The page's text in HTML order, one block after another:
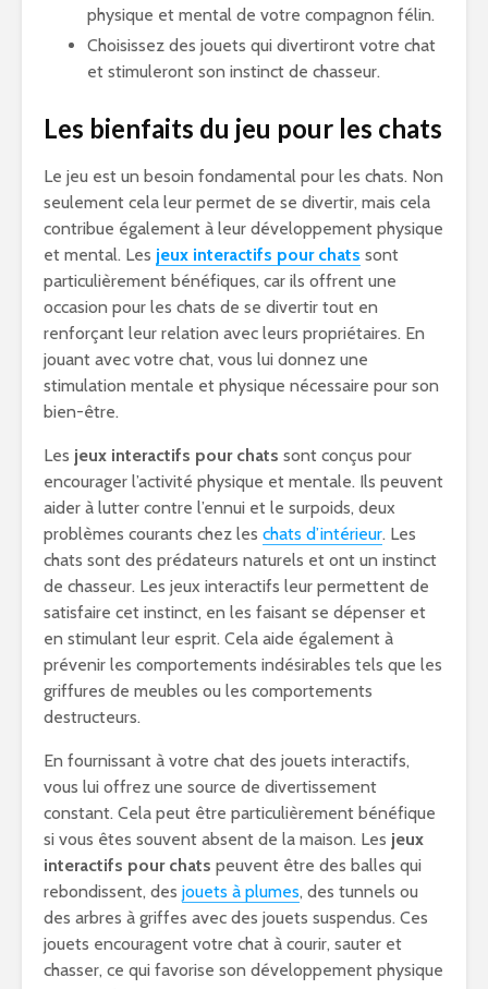
physique et mental de votre compagnon félin.
Choisissez des jouets qui divertiront votre chat
et stimuleront son instinct de chasseur.
Les bienfaits du jeu pour les chats
Le jeu est un besoin fondamental pour les chats. Non
seulement cela leur permet de se divertir, mais cela
contribue également à leur développement physique
et mental. Les jeux interactifs pour chats sont
particulièrement bénéfiques, car ils offrent une
occasion pour les chats de se divertir tout en
renforçant leur relation avec leurs propriétaires. En
jouant avec votre chat, vous lui donnez une
stimulation mentale et physique nécessaire pour son
bien-être.
Les jeux interactifs pour chats sont conçus pour
encourager l’activité physique et mentale. Ils peuvent
aider à lutter contre l’ennui et le surpoids, deux
problèmes courants chez les chats d’intérieur. Les
chats sont des prédateurs naturels et ont un instinct
de chasseur. Les jeux interactifs leur permettent de
satisfaire cet instinct, en les faisant se dépenser et
en stimulant leur esprit. Cela aide également à
prévenir les comportements indésirables tels que les
griffures de meubles ou les comportements
destructeurs.
En fournissant à votre chat des jouets interactifs,
vous lui offrez une source de divertissement
constant. Cela peut être particulièrement bénéfique
si vous êtes souvent absent de la maison. Les jeux
interactifs pour chats peuvent être des balles qui
rebondissent, des jouets à plumes, des tunnels ou
des arbres à griffes avec des jouets suspendus. Ces
jouets encouragent votre chat à courir, sauter et
chasser, ce qui favorise son développement physique